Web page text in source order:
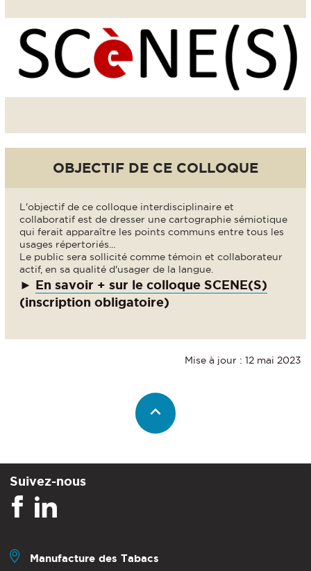
OBJECTIF DE CE COLLOQUE
L'objectif de ce colloque interdisciplinaire et
collaboratif est de dresser une cartographie sémiotique
qui ferait apparaître les points communs entre tous les
usages répertoriés...
Le public sera sollicité comme témoin et collaborateur
actif, en sa qualité d'usager de la langue.
► En savoir + sur le colloque SCENE(S)
(inscription obligatoire)
Mise à jour : 12 mai 2023
Suivez-nous
Manufacture des Tabacs